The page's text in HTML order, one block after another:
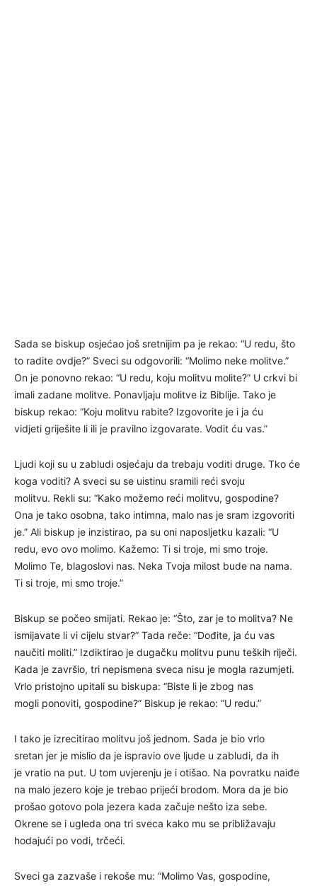
Sada se biskup osjećao još sretnijim pa je rekao: “U redu, što
to radite ovdje?” Sveci su odgovorili: “Molimo neke molitve.”
On je ponovno rekao: “U redu, koju molitvu molite?” U crkvi bi
imali zadane molitve. Ponavljaju molitve iz Biblije. Tako je
biskup rekao: “Koju molitvu rabite? Izgovorite je i ja ću
vidjeti griješite li ili je pravilno izgovarate. Vodit ću vas.”
Ljudi koji su u zabludi osjećaju da trebaju voditi druge. Tko će
koga voditi? A sveci su se uistinu sramili reći svoju
molitvu. Rekli su: “Kako možemo reći molitvu, gospodine?
Ona je tako osobna, tako intimna, malo nas je sram izgovoriti
je.” Ali biskup je inzistirao, pa su oni naposljetku kazali: “U
redu, evo ovo molimo. Kažemo: Ti si troje, mi smo troje.
Molimo Te, blagoslovi nas. Neka Tvoja milost bude na nama.
Ti si troje, mi smo troje.”
Biskup se počeo smijati. Rekao je: “Što, zar je to molitva? Ne
ismijavate li vi cijelu stvar?” Tada reče: “Dođite, ja ću vas
naučiti moliti.” Izdiktirao je dugačku molitvu punu teških riječi.
Kada je završio, tri nepismena sveca nisu je mogla razumjeti.
Vrlo pristojno upitali su biskupa: “Biste li je zbog nas
mogli ponoviti, gospodine?” Biskup je rekao: “U redu.”
I tako je izrecitirao molitvu još jednom. Sada je bio vrlo
sretan jer je mislio da je ispravio ove ljude u zabludi, da ih
je vratio na put. U tom uvjerenju je i otišao. Na povratku naiđe
na malo jezero koje je trebao prijeći brodom. Mora da je bio
prošao gotovo pola jezera kada začuje nešto iza sebe.
Okrene se i ugleda ona tri sveca kako mu se približavaju
hodajući po vodi, trčeći.
Sveci ga zazvaše i rekoše mu: “Molimo Vas, gospodine,